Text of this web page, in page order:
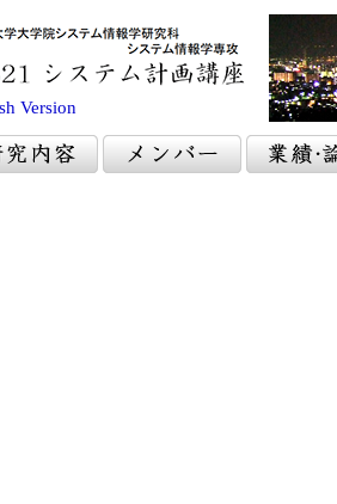
Version